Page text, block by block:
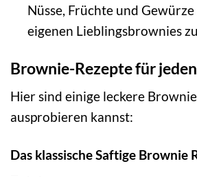
Nüsse, Früchte und
eigenen Lieblingsbrownies
Brownie-Rezepte für
Hier sind einige leckere
ausprobieren kannst:
Das klassische Saftige Brownie